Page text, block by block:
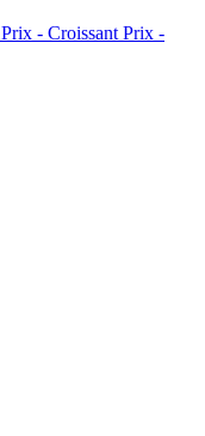
Prix - Croissant Prix -